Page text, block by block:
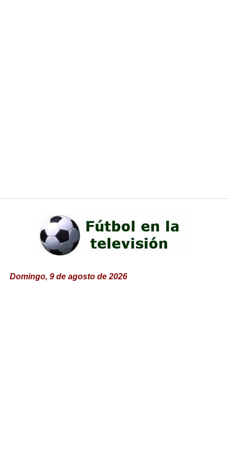
Domingo, 9 de agosto de 2026